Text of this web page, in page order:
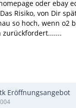
oder ebay
Risiko, von Dir
so hoch, wenn o2
zurückfordert.......
Eröffnungsangebot